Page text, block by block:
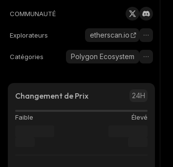
COMMUNAUTÉ
Explorateurs etherscan.io
Catégories Polygon Ecosystem
Changement de Prix 24H
Faible Élevé